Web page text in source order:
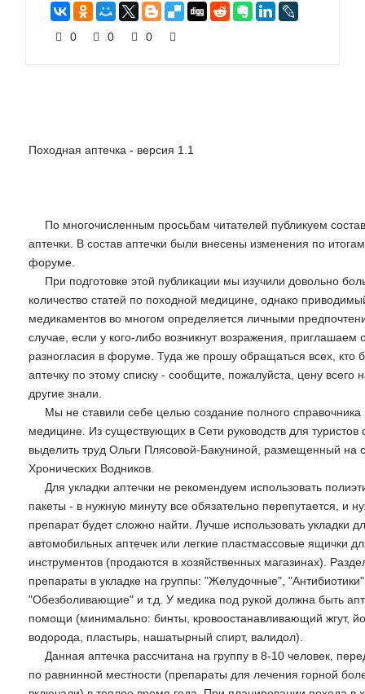
0 0 0
Походная аптечка - версия 1.1
По многочисленным просьбам читателей публикуем
аптечки. В состав аптечки были внесены изменения по
форуме.
При подготовке этой публикации мы изучили довольно
количество статей по походной медицине, однако
медикаментов во многом определяется личными
случае, если у кого-либо возникнут возражения, приглашаем
разногласия в форуме. Туда же прошу обращаться всех, кто
аптечку по этому списку - сообщите, пожалуйста, цену всего
другие знали.
Мы не ставили себе целью создание полного
медицине. Из существующих в Сети руководств для туристов
выделить труд Ольги Плясовой-Бакуниной, размещенный на
Хронических Водников.
Для укладки аптечки не рекомендуем использовать
пакеты - в нужную минуту все обязательно перепутается, и
препарат будет сложно найти. Лучше использовать укладки
автомобильных аптечек или легкие пластмассовые ящички
инструментов (продаются в хозяйственных магазинах).
препараты в укладке на группы: "Желудочные",
"Обезболивающие" и т.д. У медика под рукой должна быть
помощи (минимально: бинты, кровоостанавливающий жгут,
водорода, пластырь, нашатырный спирт, валидол).
Данная аптечка рассчитана на группу в 8-10 человек,
по равнинной местности (препараты для лечения горной